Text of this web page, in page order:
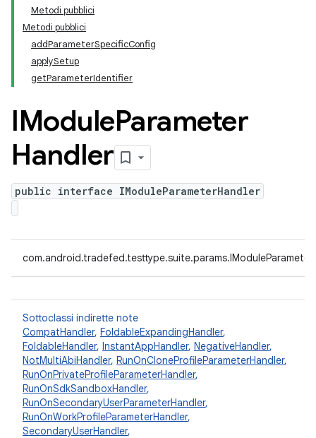
Metodi pubblici
Metodi pubblici
addParameterSpecificConfig
applySetup
getParameterIdentifier
IModuleParameter
Handler
public interface IModuleParameterHandler
Sottoclassi indirette note
CompatHandler, FoldableExpandingHandler,
FoldableHandler, InstantAppHandler, NegativeHandler,
NotMultiAbiHandler, RunOnCloneProfileParameterHandler,
RunOnPrivateProfileParameterHandler,
RunOnSdkSandboxHandler,
RunOnSecondaryUserParameterHandler,
RunOnWorkProfileParameterHandler,
SecondaryUserHandler,